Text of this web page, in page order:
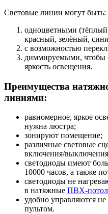
Световые линии могут быть:
одноцветными
красный, зелёный,
с возможностью
диммируемыми, чтобы
яркость освещения.
Преимущества
линиями:
равномерное, яркое
нужна люстра;
зонируют помещение;
различные световые
включения/
светодиоды имеют
10000 часов, а также
светодиоды не
в натяжные ПВХ-
удобно управляются
пультом.